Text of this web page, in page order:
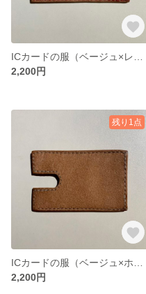
2,200円
残り1点
2,200円